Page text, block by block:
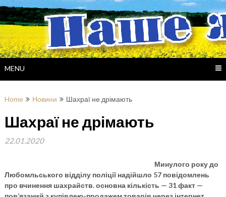
Skip
to
content
MENU
Home Новини Шахраї не дрімають
Шахраї не дрімають
22.01.2020
Минулого року до
Любомльського відділу поліції надійшло 57 повідомлень
про вчинення шахрайств. основна кількість — 31 факт —